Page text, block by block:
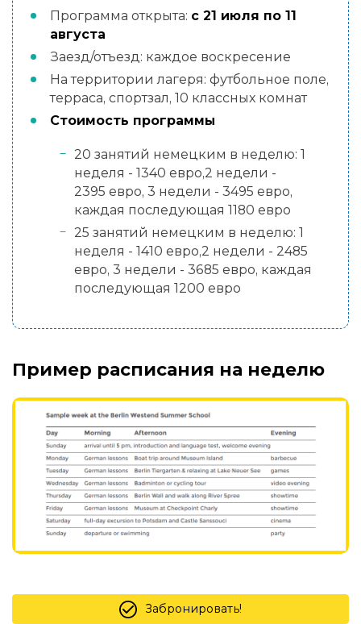
Программа открыта: с 21 июля по 11
августа
Заезд/отъезд: каждое воскресение
На территории лагеря: футбольное поле,
терраса, спортзал, 10 классных комнат
Стоимость программы
20 занятий немецким в неделю: 1
неделя - 1340 евро,2 недели -
2395 евро, 3 недели - 3495 евро,
каждая последующая 1180 евро
25 занятий немецким в неделю: 1
неделя - 1410 евро,2 недели - 2485
евро, 3 недели - 3685 евро, каждая
последующая 1200 евро
Пример расписания на неделю
Забронировать!